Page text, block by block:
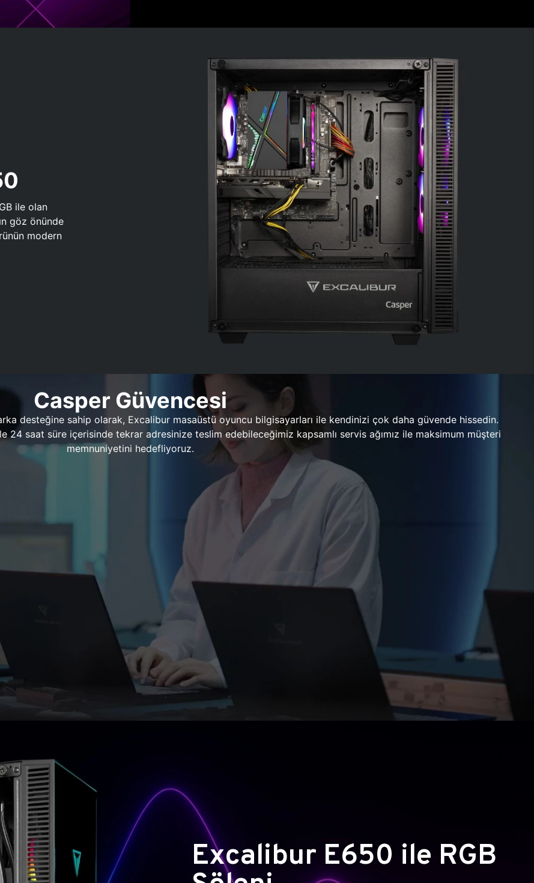
ile olan
göz önünde
modern
Casper Güvencesi
desteğine sahip olarak, Excalibur masaüstü oyuncu bilgisayarları ile kendinizi çok daha güvende hissedin.
24 saat süre içerisinde tekrar adresinize teslim edebileceğimiz kapsamlı servis ağımız ile maksimum müşteri
memnuniyetini hedefliyoruz.
Excalibur E650 ile RGB